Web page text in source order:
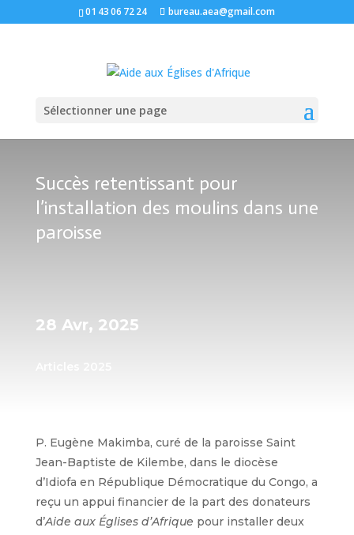
01 43 06 72 24 bureau.aea@gmail.com
Sélectionner une page
Succès retentissant pour
l’installation des moulins dans une
paroisse
28 Avr, 2025
P. Eugène Makimba, curé de la paroisse Saint
Jean-Baptiste de Kilembe, dans le diocèse
d’Idiofa en République Démocratique du Congo, a
reçu un appui financier de la part des donateurs
d’Aide aux Églises d’Afrique pour installer deux